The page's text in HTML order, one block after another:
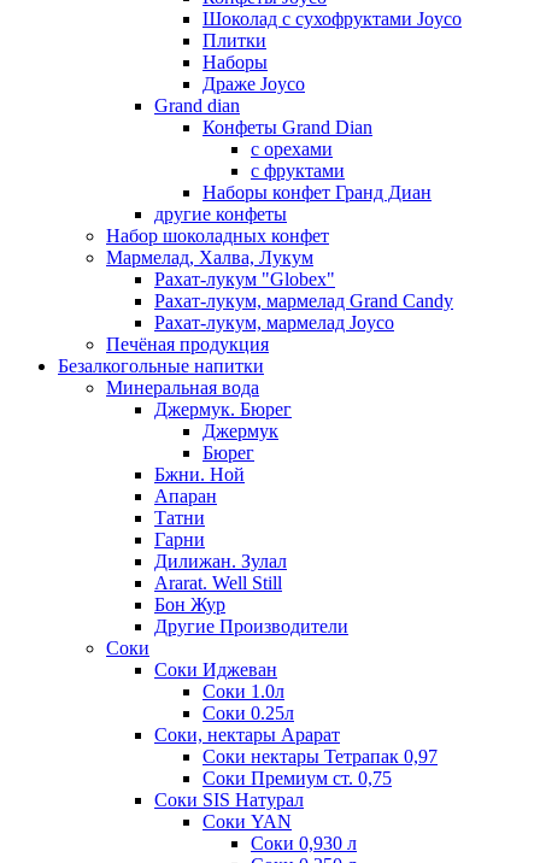
Шоколад с сухофруктами Joyco
Плитки
Наборы
Драже Joyco
Grand dian
Конфеты Grand Dian
с орехами
с фруктами
Наборы конфет Гранд Диан
другие конфеты
Набор шоколадных конфет
Мармелад, Халва, Лукум
Рахат-лукум "Globex"
Рахат-лукум, мармелад Grand Candy
Рахат-лукум, мармелад Joyco
Печёная продукция
Безалкогольные напитки
Минеральная вода
Джермук. Бюрег
Джермук
Бюрег
Бжни. Ной
Апаран
Татни
Гарни
Дилижан. Зулал
Ararat. Well Still
Бон Жур
Другие Производители
Соки
Соки Иджеван
Соки 1.0л
Соки 0.25л
Соки, нектары Арарат
Соки нектары Тетрапак 0,97
Соки Премиум ст. 0,75
Соки SIS Натурал
Соки YAN
Соки 0,930 л